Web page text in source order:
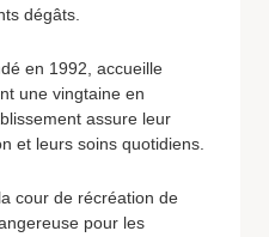
dégâts.
en 1992, accueille
une vingtaine en
assure leur
et leurs soins quotidiens.
cour de récréation de
pour les